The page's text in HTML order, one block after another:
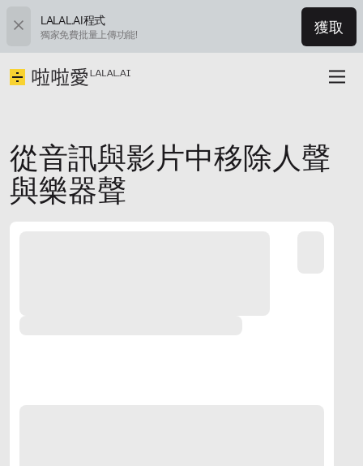
LALAL.AI程式
獨家免費批量上傳功能! 獲取
從音訊與影片中移除人聲
與樂器聲